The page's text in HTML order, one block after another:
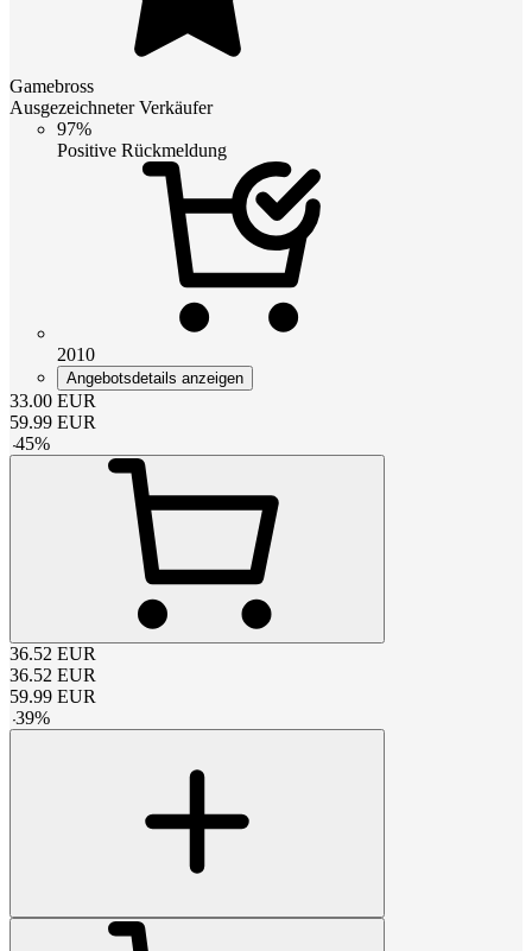
Gamebross
Ausgezeichneter Verkäufer
97%
Positive Rückmeldung
2010
Angebotsdetails anzeigen
33.00 EUR
59.99 EUR
-45%
36.52 EUR
36.52 EUR
59.99 EUR
-39%